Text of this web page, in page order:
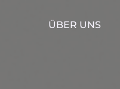
ÜBER UNS